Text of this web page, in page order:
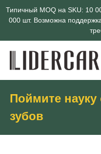
Типичный MOQ на SKU: 10
000 шт. Возможна
Поймите науку
зубов